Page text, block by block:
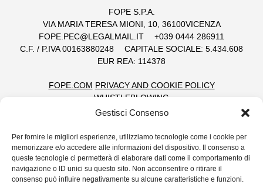
Gestisci Consenso
Per fornire le migliori esperienze, utilizziamo tecnologie come i cookie per
memorizzare e/o accedere alle informazioni del dispositivo. Il consenso a
queste tecnologie ci permetterà di elaborare dati come il comportamento di
navigazione o ID unici su questo sito. Non acconsentire o ritirare il
consenso può influire negativamente su alcune caratteristiche e funzioni.
FOPE S.P.A.
VIA MARIA TERESA MIONI, 10, 36100VICENZA
FOPE.PEC@LEGALMAIL.IT
+039 0444 286911
C.F. / P.IVA 00163880248
CAPITALE SOCIALE: 5.434.608
EUR REA: 114378
FOPE.COM PRIVACY AND COOKIE POLICY
WHISTLEBLOWING